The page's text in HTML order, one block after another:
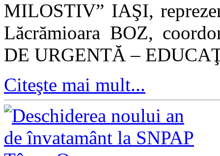
MILOSTIV” IAŞI,
Lăcrămioara BOZ,
DE URGENTĂ –
Citeşte mai mult...